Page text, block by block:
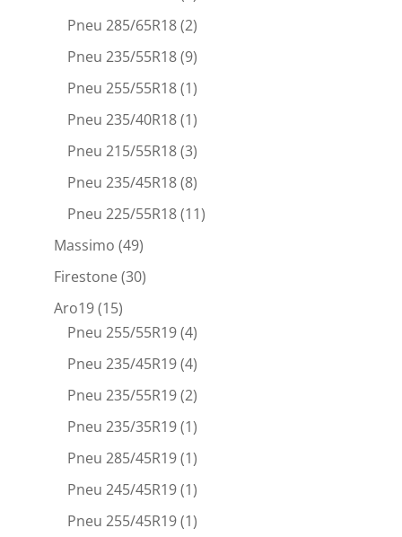
Pneu 285/65R18(2)
Pneu 235/55R18(9)
Pneu 255/55R18(1)
Pneu 235/40R18(1)
Pneu 215/55R18(3)
Pneu 235/45R18(8)
Pneu 225/55R18(11)
Massimo (49)
Firestone(30)
Aro19(15)
Pneu 255/55R19(4)
Pneu 235/45R19(4)
Pneu 235/55R19(2)
Pneu 235/35R19(1)
Pneu 285/45R19(1)
Pneu 245/45R19(1)
Pneu 255/45R19(1)